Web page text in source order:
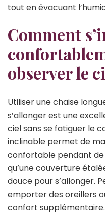
tout en évacuant
Comment
observer le
Utiliser une chaise
s’allonger est une
ciel sans se fatiguer le
inclinable permet de
confortable pendant de
qu’une couverture
douce pour s’allonger.
emporter des oreillers
confort supplémentaire.